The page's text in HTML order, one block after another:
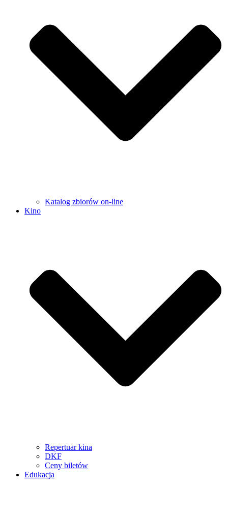
Katalog zbiorów on-line
Kino
Repertuar kina
DKF
Ceny biletów
Edukacja